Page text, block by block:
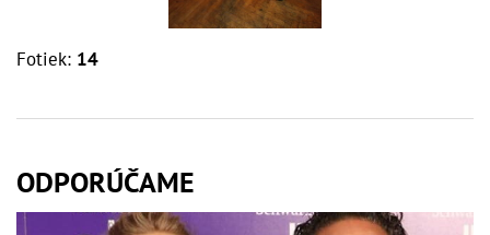
Fotiek: 14
ODPORÚČAME